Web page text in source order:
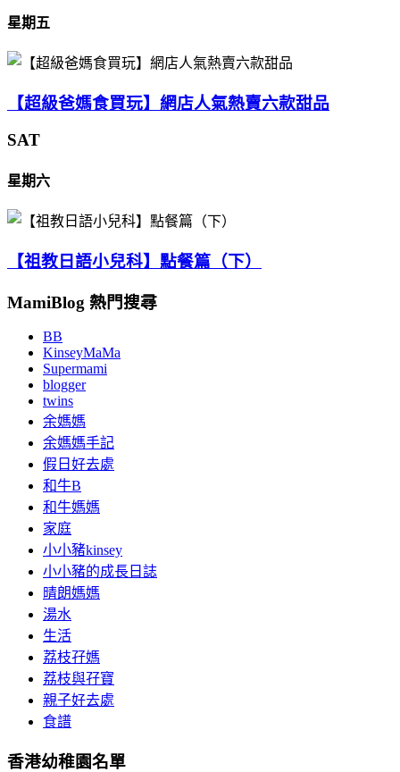
星期五
【超級爸媽食買玩】網店人氣熱賣六款甜品
SAT
星期六
【祖教日語小兒科】點餐篇（下）
MamiBlog 熱門搜尋
BB
KinseyMaMa
Supermami
blogger
twins
余媽媽
余媽媽手記
假日好去處
和牛B
和牛媽媽
家庭
小小豬kinsey
小小豬的成長日誌
晴朗媽媽
湯水
生活
荔枝孖媽
荔枝與孖寶
親子好去處
食譜
香港幼稚園名單